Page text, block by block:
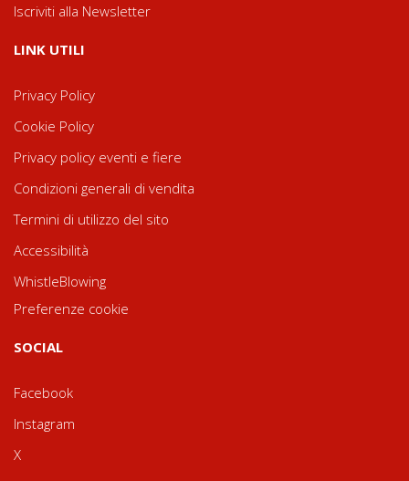
Iscriviti alla Newsletter
LINK UTILI
Privacy Policy
Cookie Policy
Privacy policy eventi e fiere
Condizioni generali di vendita
Termini di utilizzo del sito
Accessibilità
WhistleBlowing
Preferenze cookie
SOCIAL
Facebook
Instagram
X